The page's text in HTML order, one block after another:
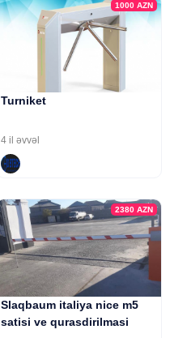
1000 AZN
Turniket
4 il əvvəl
2380 AZN
Slaqbaum italiya nice m5
satisi ve qurasdirilmasi